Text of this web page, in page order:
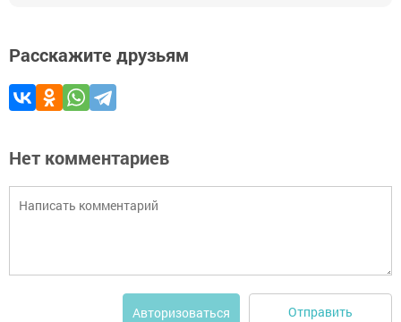
Расскажите друзьям
Нет комментариев
Авторизоваться Отправить